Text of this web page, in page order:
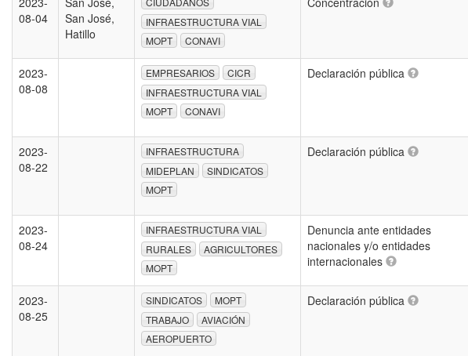
08-04
San José,
Hatillo
INFRAESTRUCTURA VIAL
MOPT
CONAVI
2023-
08-08
EMPRESARIOS
CICR
INFRAESTRUCTURA VIAL
MOPT
CONAVI
Declaración pública
2023-
08-22
INFRAESTRUCTURA
MIDEPLAN
SINDICATOS
MOPT
Declaración pública
2023-
08-24
INFRAESTRUCTURA VIAL
RURALES
AGRICULTORES
MOPT
Denuncia ante entidades
nacionales y/o entidades
internacionales
2023-
08-25
SINDICATOS
MOPT
TRABAJO
AVIACIÓN
AEROPUERTO
Declaración pública